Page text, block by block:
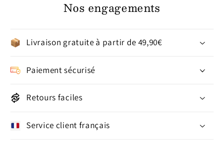
Nos engagements
Livraison gratuite à partir de 49,90€
Paiement sécurisé
Retours faciles
Service client français